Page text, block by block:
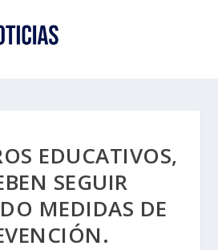
EDUCATIVOS,
SEGUIR
MEDIDAS DE